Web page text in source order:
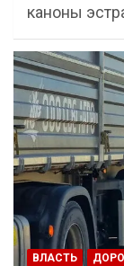
каноны
ВЛАСТЬ